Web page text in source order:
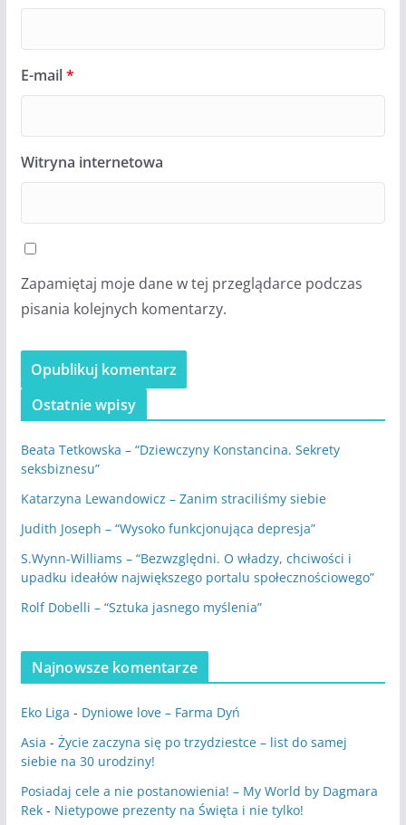
E-mail*
Witryna internetowa
Zapamiętaj moje dane w tej przeglądarce podczas
pisania kolejnych komentarzy.
Ostatnie wpisy
Beata Tetkowska – “Dziewczyny Konstancina. Sekrety
seksbiznesu”
Katarzyna Lewandowicz – Zanim straciliśmy siebie
Judith Joseph – “Wysoko funkcjonująca depresja”
S.Wynn-Williams – “Bezwzględni. O władzy, chciwości i
upadku ideałów największego portalu społecznościowego”
Rolf Dobelli – “Sztuka jasnego myślenia”
Najnowsze komentarze
Eko Liga - Dyniowe love – Farma Dyń
Asia - Życie zaczyna się po trzydziestce – list do samej
siebie na 30 urodziny!
Posiadaj cele a nie postanowienia! – My World by Dagmara
Rek- Nietypowe prezenty na Święta i nie tylko!